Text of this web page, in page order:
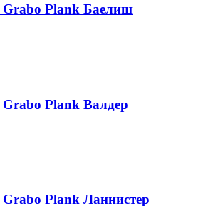
Plank Баелиш
Plank Валдер
Plank Ланнистер